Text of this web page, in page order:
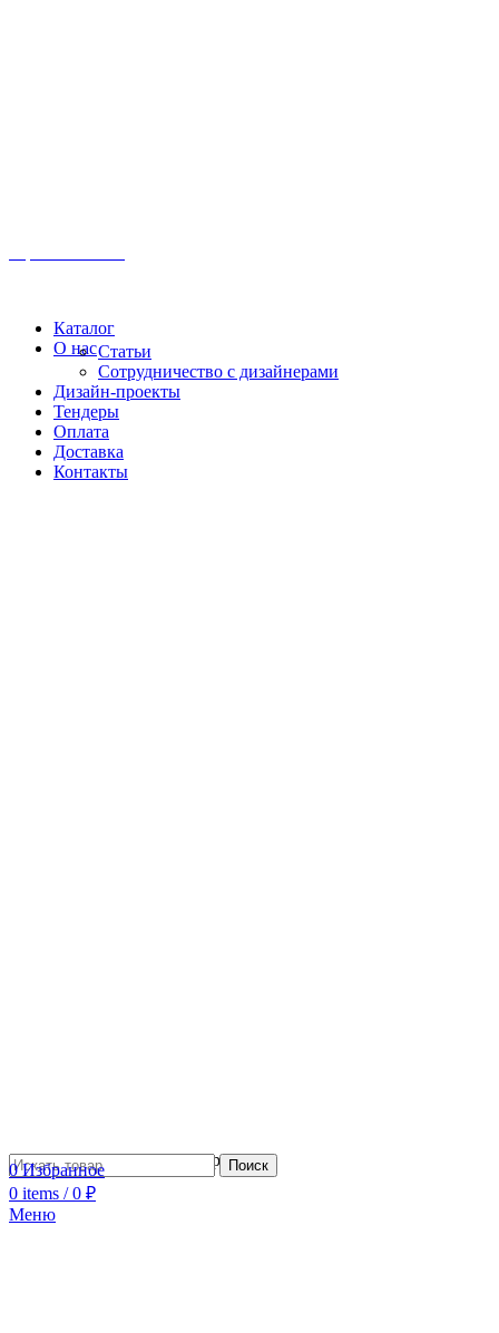
Каталог
О насСтатьи
Сотрудничество с дизайнерами
Дизайн-проекты
Тендеры
Оплата
Доставка
Контакты
Сотрудничество с дизайнерамиПоиск
0Избранное
0 items / 0 ₽
Меню